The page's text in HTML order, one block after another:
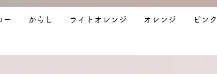
ー からし ライトオレンジ オレンジ ピンク